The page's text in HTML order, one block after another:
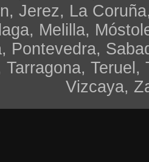
Jerez, La
Melilla,
Pontevedra,
Vizcaya,